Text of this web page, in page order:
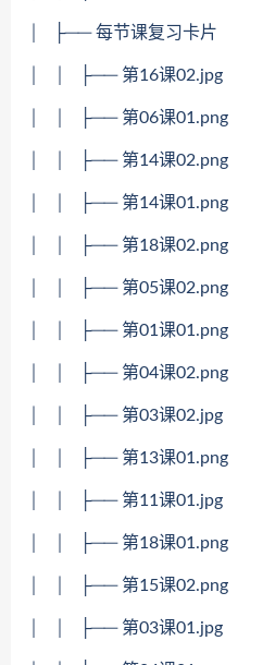
│ ├── 每节课复习卡片
│ │ ├── 第16课02.jpg
│ │ ├── 第06课01.png
│ │ ├── 第14课02.png
│ │ ├── 第14课01.png
│ │ ├── 第18课02.png
│ │ ├── 第05课02.png
│ │ ├── 第01课01.png
│ │ ├── 第04课02.png
│ │ ├── 第03课02.jpg
│ │ ├── 第13课01.png
│ │ ├── 第11课01.jpg
│ │ ├── 第18课01.png
│ │ ├── 第15课02.png
│ │ ├── 第03课01.jpg